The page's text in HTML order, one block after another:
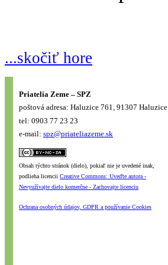
...skočiť hore
Priatelia Zeme – SPZ
poštová adresa: Haluzice 761, 91307 Haluzice
tel: 0903 77 23 23
e-mail: spz@priateliazeme.sk
Obsah týchto stránok (dielo), pokiaľ nie je uvedené inak,
podlieha licencii Creative Commons: Uveďte autora -
Nevyužívajte dielo komerčne - Zachovajte licenciu
Ochrana osobných údajov, GDPR a používanie Cookies